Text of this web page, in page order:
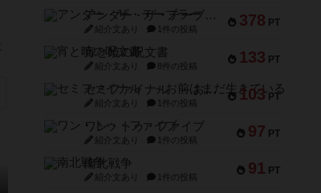
378 PT
アンダー・ザ・テーブラー
紹介文あり 1件の投稿
133 PT
宵と暁の呪文書
紹介文あり 8件の投稿
103 PT
セミファイナル ～お前はまだ生きている～
紹介文あり 1件の投稿
97 PT
ワン・トゥ・ファイブ
紹介文あり 1件の投稿
91 PT
南北戦争
紹介文あり 1件の投稿